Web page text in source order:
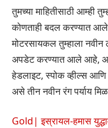
तुमच्या माहितीसाठी आम्ही
कोणताही बदल करण्यात
मोटरसायकल तुम्हाला
अपडेट करण्यात आले आहे,
हेडलाइट, स्पोक व्हील्स आणि
असे तीन नवीन रंग पर्याय
Gold| इस्रायल-हमास